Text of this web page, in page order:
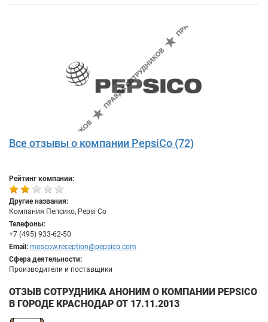
Все отзывы о компании PepsiCo (72)
Рейтинг компании:
Другие названия:
Компания Пепсико, Pepsi Co
Телефоны:
+7 (495) 933-62-50
Email: moscow.reception@pepsico.com
Сфера деятельности:
Производители и поставщики
ОТЗЫВ СОТРУДНИКА АНОНИМ О КОМПАНИИ PEPSICO
В ГОРОДЕ КРАСНОДАР ОТ 17.11.2013